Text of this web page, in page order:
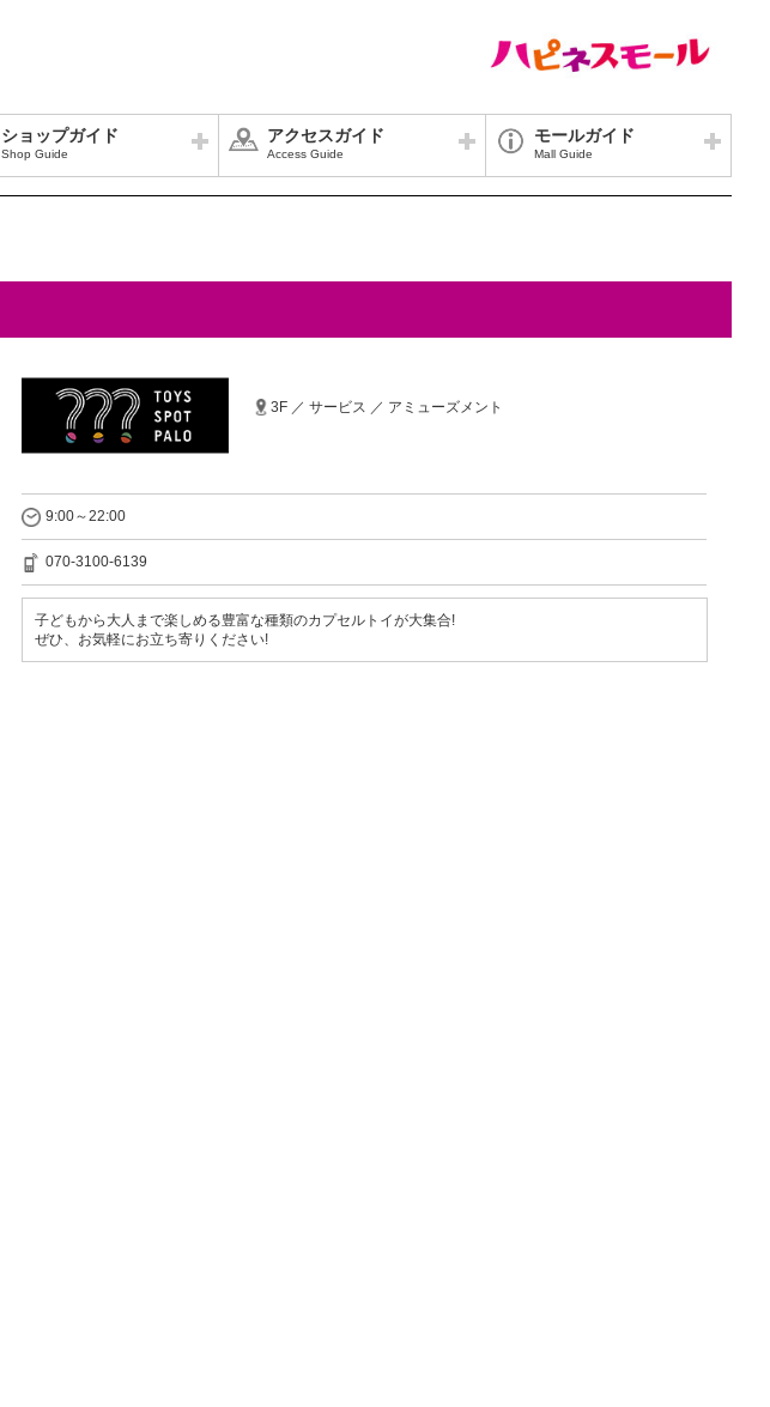
ショップガイド
Shop Guide
アクセスガイド
Access Guide
モールガイド
Mall Guide
3F ／ サービス ／ アミューズメント
9:00～22:00
070-3100-6139
子どもから大人まで楽しめる豊富な種類のカプセルトイが大集合!
ぜひ、お気軽にお立ち寄りください!